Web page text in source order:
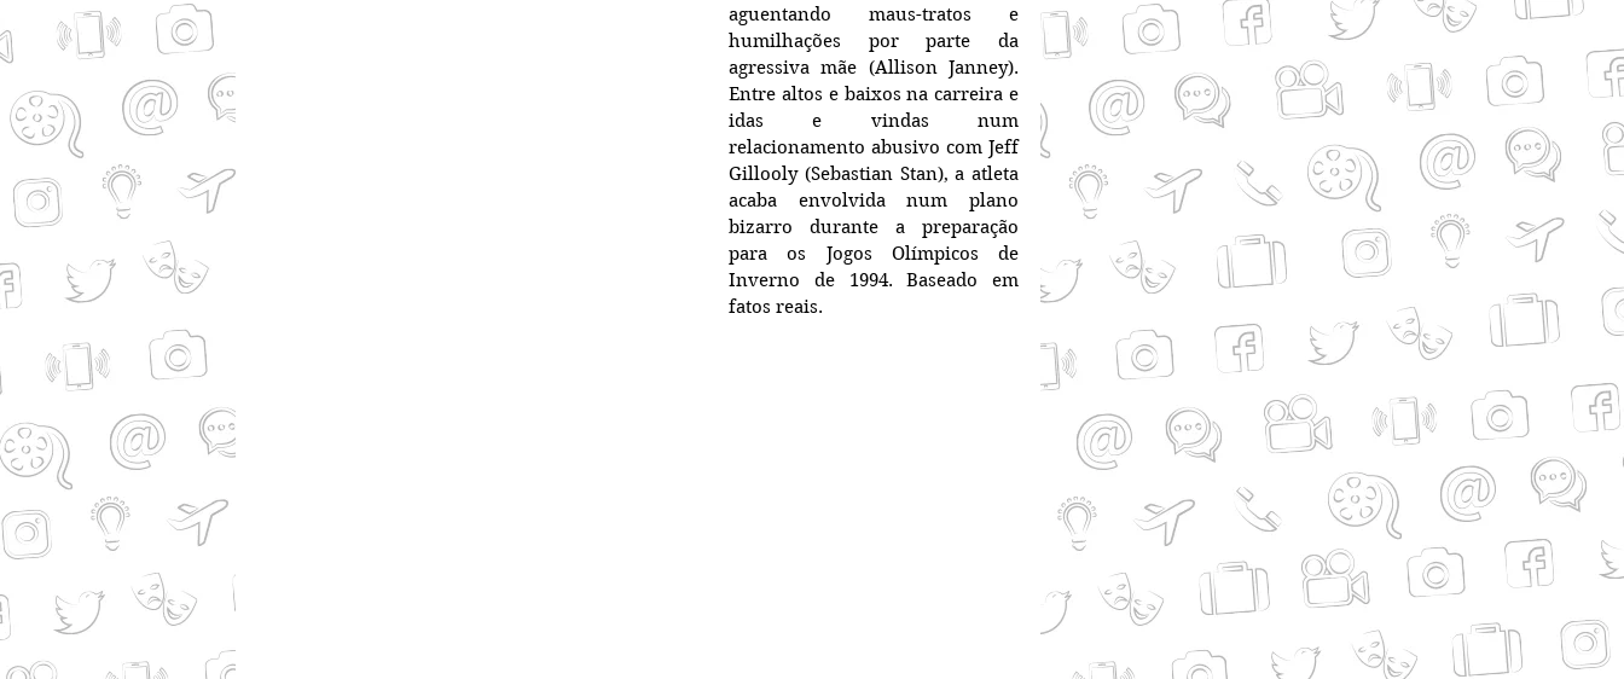
aguentando maus-tratos e
humilhações por parte da
agressiva mãe (Allison Janney).
Entre altos e baixos na carreira e
idas e vindas num
relacionamento abusivo com Jeff
Gillooly (Sebastian Stan), a atleta
acaba envolvida num plano
bizarro durante a preparação
para os Jogos Olímpicos de
Inverno de 1994. Baseado em
fatos reais.